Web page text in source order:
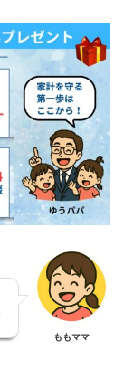
ももママ